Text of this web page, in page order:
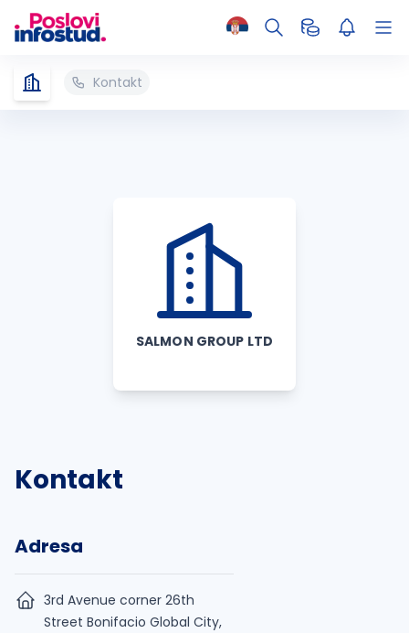
Kontakt
SALMON GROUP LTD
Kontakt
Adresa
3rd Avenue corner 26th
Street Bonifacio Global City,